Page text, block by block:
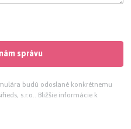
správu
budú odoslané konkrétnemu
s.r.o.. Bližšie informácie k